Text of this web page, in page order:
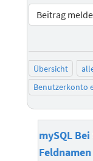
Beitrag
Übersicht
Benutzerkonto
mySQL